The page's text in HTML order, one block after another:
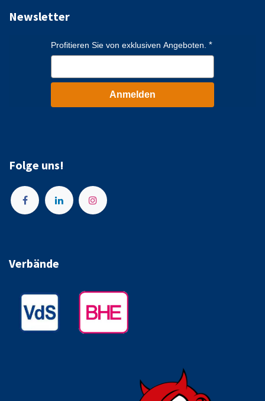
Newsletter
Profitieren Sie von exklusiven Angeboten.
Anmelden
Folge uns!
Verbände